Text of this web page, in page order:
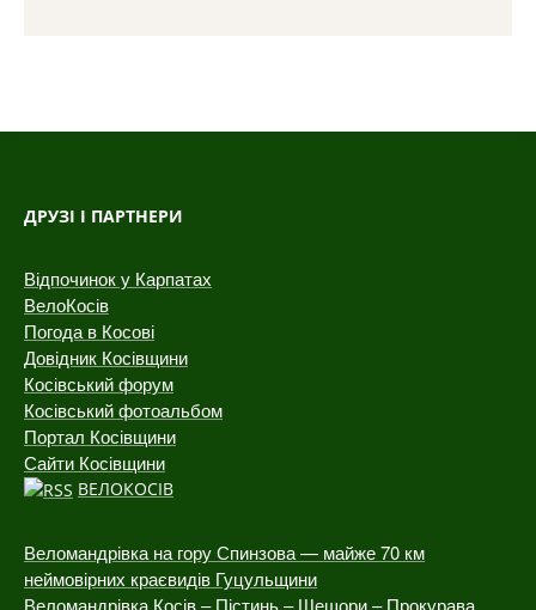
ДРУЗІ І ПАРТНЕРИ
Відпочинок у Карпатах
ВелоКосів
Погода в Косові
Довідник Косівщини
Косівський форум
Косівський фотоальбом
Портал Косівщини
Сайти Косівщини
ВЕЛОКОСІВ
Веломандрівка на гору Спинзова — майже 70 км
неймовірних краєвидів Гуцульщини
Веломандрівка Косів – Пістинь – Шешори – Прокурава